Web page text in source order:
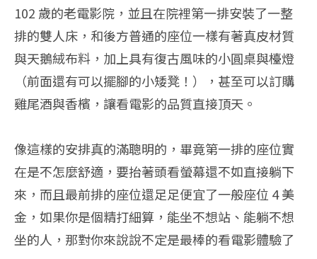
102 歲的老電影院，並且在院裡第一排安裝了一整
排的雙人床，和後方普通的座位一樣有著真皮材質
與天鵝絨布料，加上具有復古風味的小圓桌與檯燈
（前面還有可以擺腳的小矮凳！），甚至可以訂購
雞尾酒與香檳，讓看電影的品質直接頂天。
像這樣的安排真的滿聰明的，畢竟第一排的座位實
在是不怎麼舒適，要抬著頭看螢幕還不如直接躺下
來，而且最前排的座位還足足便宜了一般座位 4 美
金，如果你是個精打細算，能坐不想站、能躺不想
坐的人，那對你來說說不定是最棒的看電影體驗了